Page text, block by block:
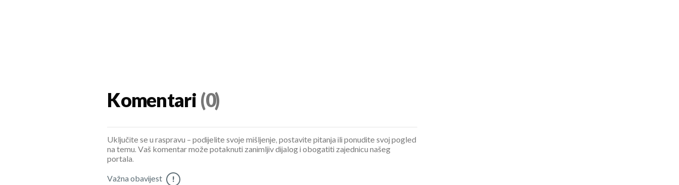
Komentari (0)
Uključite se u raspravu – podijelite svoje mišljenje, postavite pitanja ili ponudite svoj pogled
na temu. Vaš komentar može potaknuti zanimljiv dijalog i obogatiti zajednicu našeg
portala.
Važna obavijest !